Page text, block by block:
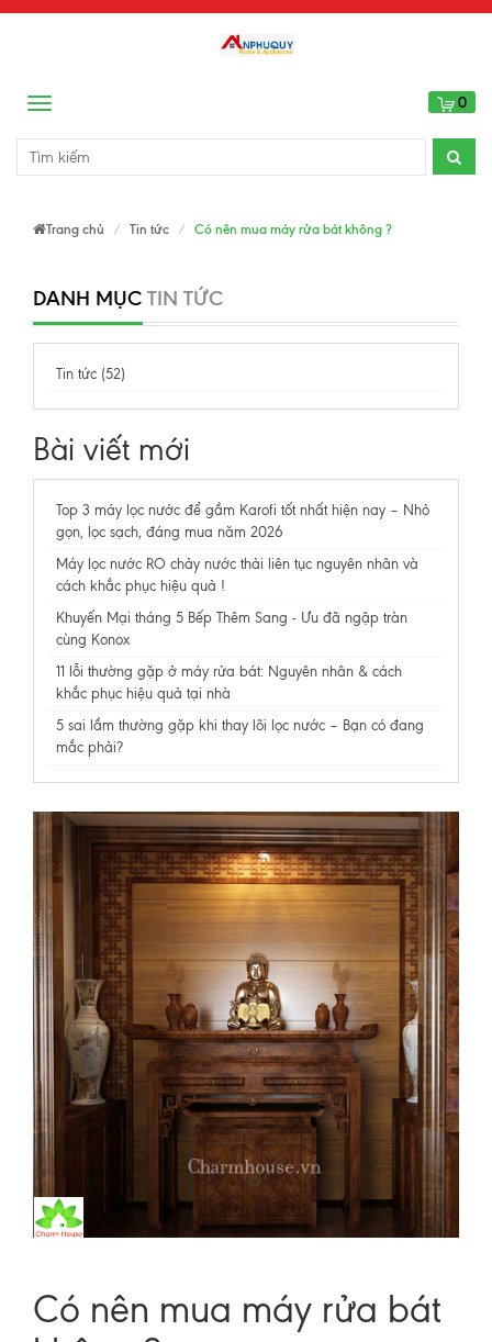
Menu 0
Trang chủ Tin tức Có nên mua máy rửa bát không ?
DANH MỤC TIN TỨC
Tin tức (52)
Bài viết mới
Top 3 máy lọc nước để gầm Karofi tốt nhất hiện nay – Nhỏ
gọn, lọc sạch, đáng mua năm 2026
Máy lọc nước RO chảy nước thải liên tục nguyên nhân và
cách khắc phục hiệu quả !
Khuyến Mại tháng 5 Bếp Thêm Sang - Ưu đã ngập tràn
cùng Konox
11 lỗi thường gặp ở máy rửa bát: Nguyên nhân & cách
khắc phục hiệu quả tại nhà
5 sai lầm thường gặp khi thay lõi lọc nước – Bạn có đang
mắc phải?
Có nên mua máy rửa bát